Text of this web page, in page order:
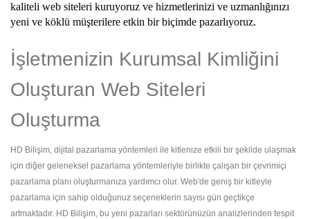
kaliteli web siteleri kuruyoruz ve hizmetlerinizi ve uzmanlığınızı
yeni ve köklü müşterilere etkin bir biçimde pazarlıyoruz.
İşletmenizin Kurumsal Kimliğini
Oluşturan Web Siteleri
Oluşturma
HD Bilişim, dijital pazarlama yöntemleri ile kitlenize etkili bir şekilde ulaşmak
için diğer geleneksel pazarlama yöntemleriyle birlikte çalışan bir çevrimiçi
pazarlama planı oluşturmanıza yardımcı olur. Web'de geniş bir kitleyle
pazarlama için sahip olduğunuz seçeneklerin sayısı gün geçtikçe
artmaktadır. HD Bilişim, bu yeni pazarları sektörünüzün analizlerinden tespit